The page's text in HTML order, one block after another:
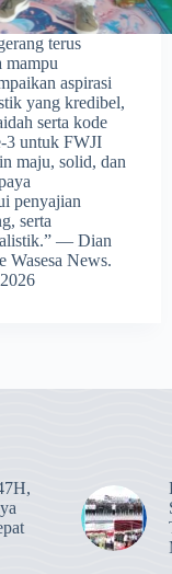
terus
mampu
aspirasi
yang kredibel,
serta kode
3 untuk FWJI
maju, solid, dan
penyajian
serta
— Dian
Wasesa News.